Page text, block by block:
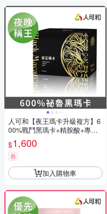
人可和【夜王瑪卡升級複方】6
00%戰鬥黑瑪卡+精胺酸+專利
蕉活因子+透納葉+南非醉茄｜
維持生殖機能遠勝武倍對策｜
永豐集團
$1,600
券
加入購物車